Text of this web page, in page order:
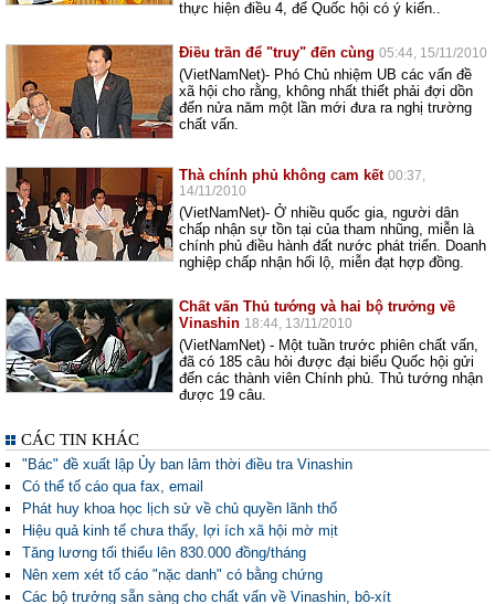
thực hiện điều 4, để Quốc hội có ý kiến..
Điều trần để "truy" đến cùng 05:44, 15/11/2010
(VietNamNet)- Phó Chủ nhiệm UB các vấn đề
xã hội cho rằng, không nhất thiết phải đợi dồn
đến nửa năm một lần mới đưa ra nghị trường
chất vấn.
Thà chính phủ không cam kết 00:37,
14/11/2010
(VietNamNet)- Ở nhiều quốc gia, người dân
chấp nhận sự tồn tại của tham nhũng, miễn là
chính phủ điều hành đất nước phát triển. Doanh
nghiệp chấp nhận hối lộ, miễn đạt hợp đồng.
Chất vấn Thủ tướng và hai bộ trưởng về
Vinashin 18:44, 13/11/2010
(VietNamNet) - Một tuần trước phiên chất vấn,
đã có 185 câu hỏi được đại biểu Quốc hội gửi
đến các thành viên Chính phủ. Thủ tướng nhận
được 19 câu.
CÁC TIN KHÁC
"Bác" đề xuất lập Ủy ban lâm thời điều tra Vinashin
Có thể tố cáo qua fax, email
Phát huy khoa học lịch sử về chủ quyền lãnh thổ
Hiệu quả kinh tế chưa thấy, lợi ích xã hội mờ mịt
Tăng lương tối thiểu lên 830.000 đồng/tháng
Nên xem xét tố cáo "nặc danh" có bằng chứng
Các bộ trưởng sẵn sàng cho chất vấn về Vinashin, bô-xít